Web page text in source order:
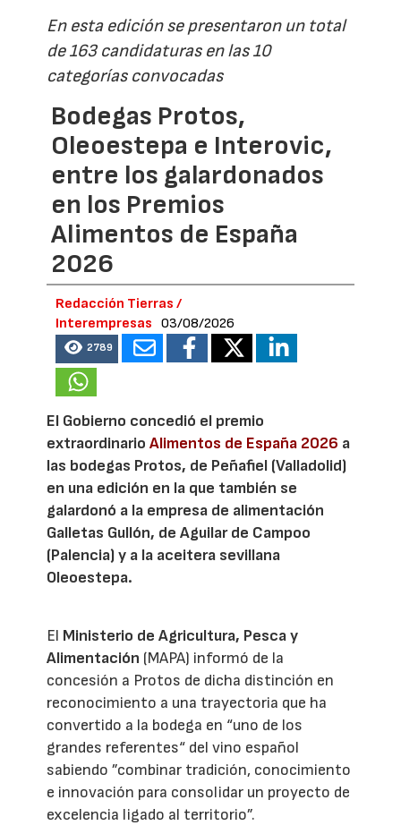
En esta edición se presentaron un total
de 163 candidaturas en las 10
categorías convocadas
Bodegas Protos,
Oleoestepa e Interovic,
entre los galardonados
en los Premios
Alimentos de España
2026
Redacción Tierras /
Interempresas
03/08/2026
2789
El Gobierno concedió el premio
extraordinarioAlimentos de España 2026 a
las bodegas Protos, de Peñafiel (Valladolid)
en una edición en la que también se
galardonó a la empresa de alimentación
Galletas Gullón, de Aguilar de Campoo
(Palencia) y a la aceitera sevillana
Oleoestepa.
El Ministerio de Agricultura, Pesca y
Alimentación (MAPA) informó de la
concesión a Protos de dicha distinción en
reconocimiento a una trayectoria que ha
convertido a la bodega en “uno de los
grandes referentes“ del vino español
sabiendo ”combinar tradición, conocimiento
e innovación para consolidar un proyecto de
excelencia ligado al territorio”.